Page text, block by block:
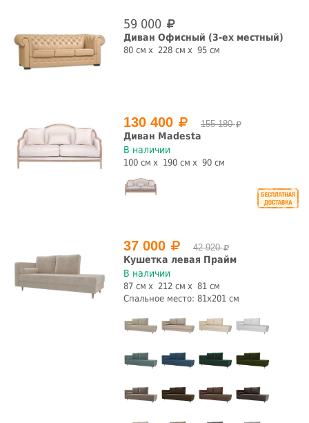
да
дельфин
клик-кляк книжка кушетка
Бельевой ящик
классический лофт
скандинавский современный
59 000
Диван Офисный (3-ех местный)
80 см 228 см 95 см
130 400 155 180
Диван Madesta
В наличии
100 см 190 см 90 см
37 000 42 920
Кушетка левая Прайм
В наличии
87 см 212 см
81 см
Спальное место: 81x201 см